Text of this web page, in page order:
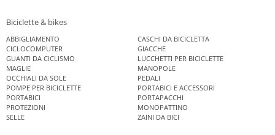
Biciclette & bikes
ABBIGLIAMENTO
CASCHI DA BICICLETTA
CICLOCOMPUTER
GIACCHE
GUANTI DA CICLISMO
LUCCHETTI PER BICICLETTE
MAGLIE
MANOPOLE
OCCHIALI DA SOLE
PEDALI
POMPE PER BICICLETTE
PORTABICI E ACCESSORI
PORTABICI
PORTAPACCHI
PROTEZIONI
MONOPATTINO
SELLE
ZAINI DA BICI